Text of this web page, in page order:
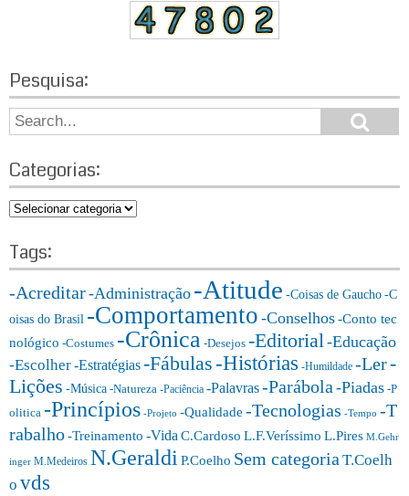
Pesquisa:
S
e
r
c
h
o
e
h
Categorias:
C
t
e
r
i
a
s:
Tags:
-Acreditar-Administração -Atitude -Coisas de Gaucho -C
oisas do Brasil -Comportamento -Conselhos-Conto tec
nológico -Costumes -Crônica -Desejos -Editorial-Educação
-Escolher-Estratégias-Fábulas-Histórias -Humildade -Ler-
Lições -Música -Natureza -Paciência -Palavras-Parábola -Piadas -P
olitica -Princípios -Projeto -Qualidade -Tecnologias -Tempo -T
rabalho-Treinamento -VidaC.Cardoso L.F.Veríssimo L.Pires M.Gehr
inger M.Medeiros N.Geraldi P.Coelho Sem categoria T.Coelh
o vds